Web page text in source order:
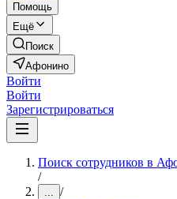
Помощь
Ещё
Поиск
Афонино
Войти
Войти
Зарегистрироваться
Поиск сотрудников в
/
... /